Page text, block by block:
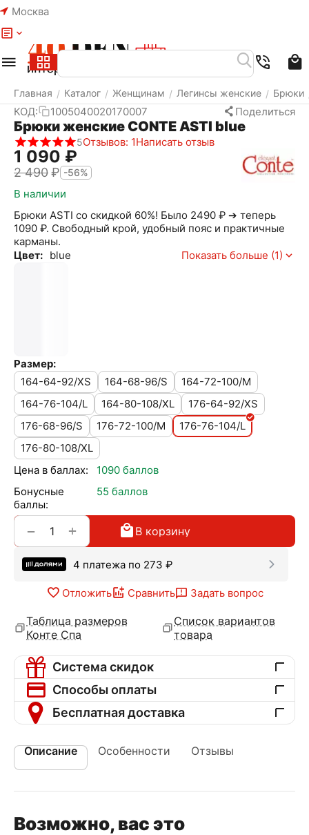
Москва
Главная / Каталог / Женщинам / Легинсы женские / Брюки
КОД: 1005040020170007 Поделиться
Брюки женские CONTE ASTI blue
5Отзывов: 1Написать отзыв
1 090 ₽
2 490₽ -56%
В наличии
Брюки ASTI со скидкой 60%! Было 2490 ₽ ➔ теперь
1090 ₽. Свободный крой, удобный пояс и практичные
карманы.
Цвет: blue Показать больше (1)
Размер:
164-64-92/XS
164-68-96/S
164-72-100/M
164-76-104/L
164-80-108/XL
176-64-92/XS
176-68-96/S
176-72-100/M
176-76-104/L
176-80-108/XL
Цена в баллах:
1090 баллов
Бонусные
баллы:
55 баллов
+
− В корзину
4 платежа по 273 ₽
Отложить Сравнить Задать вопрос
Таблица размеров
Конте Спа
Список вариантов
товара
Система скидок
Способы оплаты
Бесплатная доставка
Описание Особенности Отзывы
Возможно, вас это
Меню